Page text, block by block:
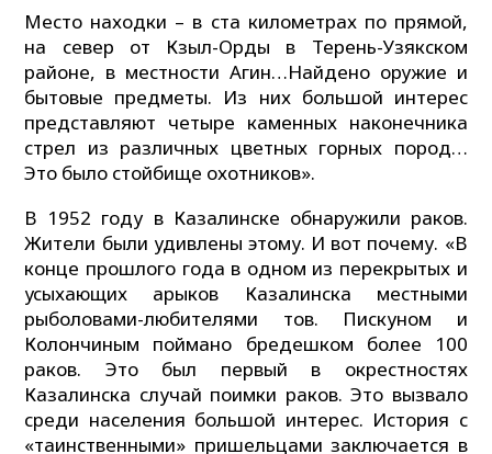
Место находки – в ста километрах по прямой,
на север от Кзыл-Орды в Терень-Узякском
районе, в местности Агин…Найдено оружие и
бытовые предметы. Из них большой интерес
представляют четыре каменных наконечника
стрел из различных цветных горных пород…
Это было стойбище охотников».
В 1952 году в Казалинске обнаружили раков.
Жители были удивлены этому. И вот почему. «В
конце прошлого года в одном из перекрытых и
усыхающих арыков Казалинска местными
рыболовами-любителями тов. Пискуном и
Колончиным поймано бредешком более 100
раков. Это был первый в окрестностях
Казалинска случай поимки раков. Это вызвало
среди населения большой интерес. История с
«таинственными» пришельцами заключается в